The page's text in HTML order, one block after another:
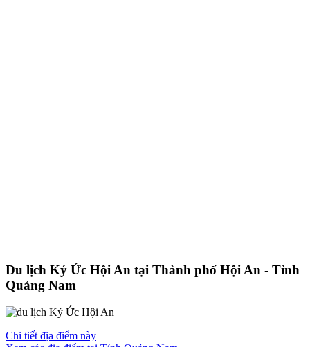
Du lịch Ký Ức Hội An tại Thành phố Hội An - Tỉnh
Quảng Nam
Chi tiết địa điểm này